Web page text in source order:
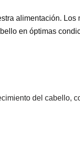
alimentación. Los
en óptimas
del cabello,